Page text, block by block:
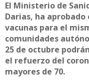
El Ministerio de
Darias, ha
vacunas para el
comunidades
25 de octubre
el refuerzo del
mayores de 70.